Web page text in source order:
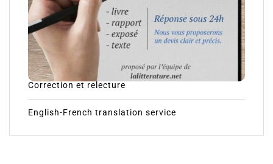
Correction et relecture
English-French translation service